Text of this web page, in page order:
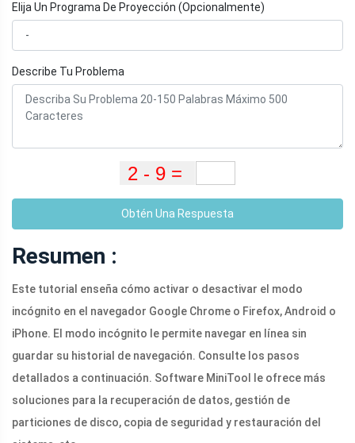
Elija Un Programa De Proyección (Opcionalmente)
Describe Tu Problema
Obtén Una Respuesta
Resumen :
Este tutorial enseña cómo activar o desactivar el modo
incógnito en el navegador Google Chrome o Firefox, Android o
iPhone. El modo incógnito le permite navegar en línea sin
guardar su historial de navegación. Consulte los pasos
detallados a continuación. Software MiniTool le ofrece más
soluciones para la recuperación de datos, gestión de
particiones de disco, copia de seguridad y restauración del